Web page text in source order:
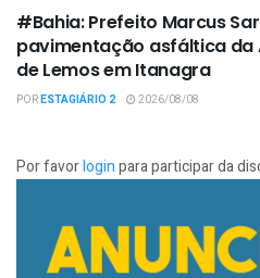
#Bahia: Prefeito Marcus
pavimentação asfáltica da
de Lemos em Itanagra
PORESTAGIÁRIO 2 2026/08/08
Por favorloginpara participar da